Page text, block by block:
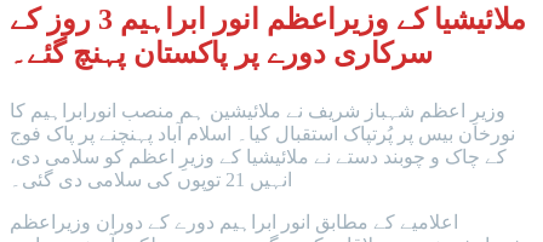
ملائیشیا کے وزیراعظم انور ابراہیم 3 روز کے
سرکاری دورے پر پاکستان پہنچ گئے۔
وزیرِ اعظم شہباز شریف نے ملائیشین ہم منصب انورابراہیم کا
نورخان بیس پر پُرتپاک استقبال کیا۔ اسلام آباد پہنچنے پر پاک فوج
کے چاک و چوبند دستے نے ملائیشیا کے وزیرِ اعظم کو سلامی دی،
انہیں 21 توپوں کی سلامی دی گئی۔
اعلامیے کے مطابق انور ابراہیم دورے کے دوران وزیراعظم